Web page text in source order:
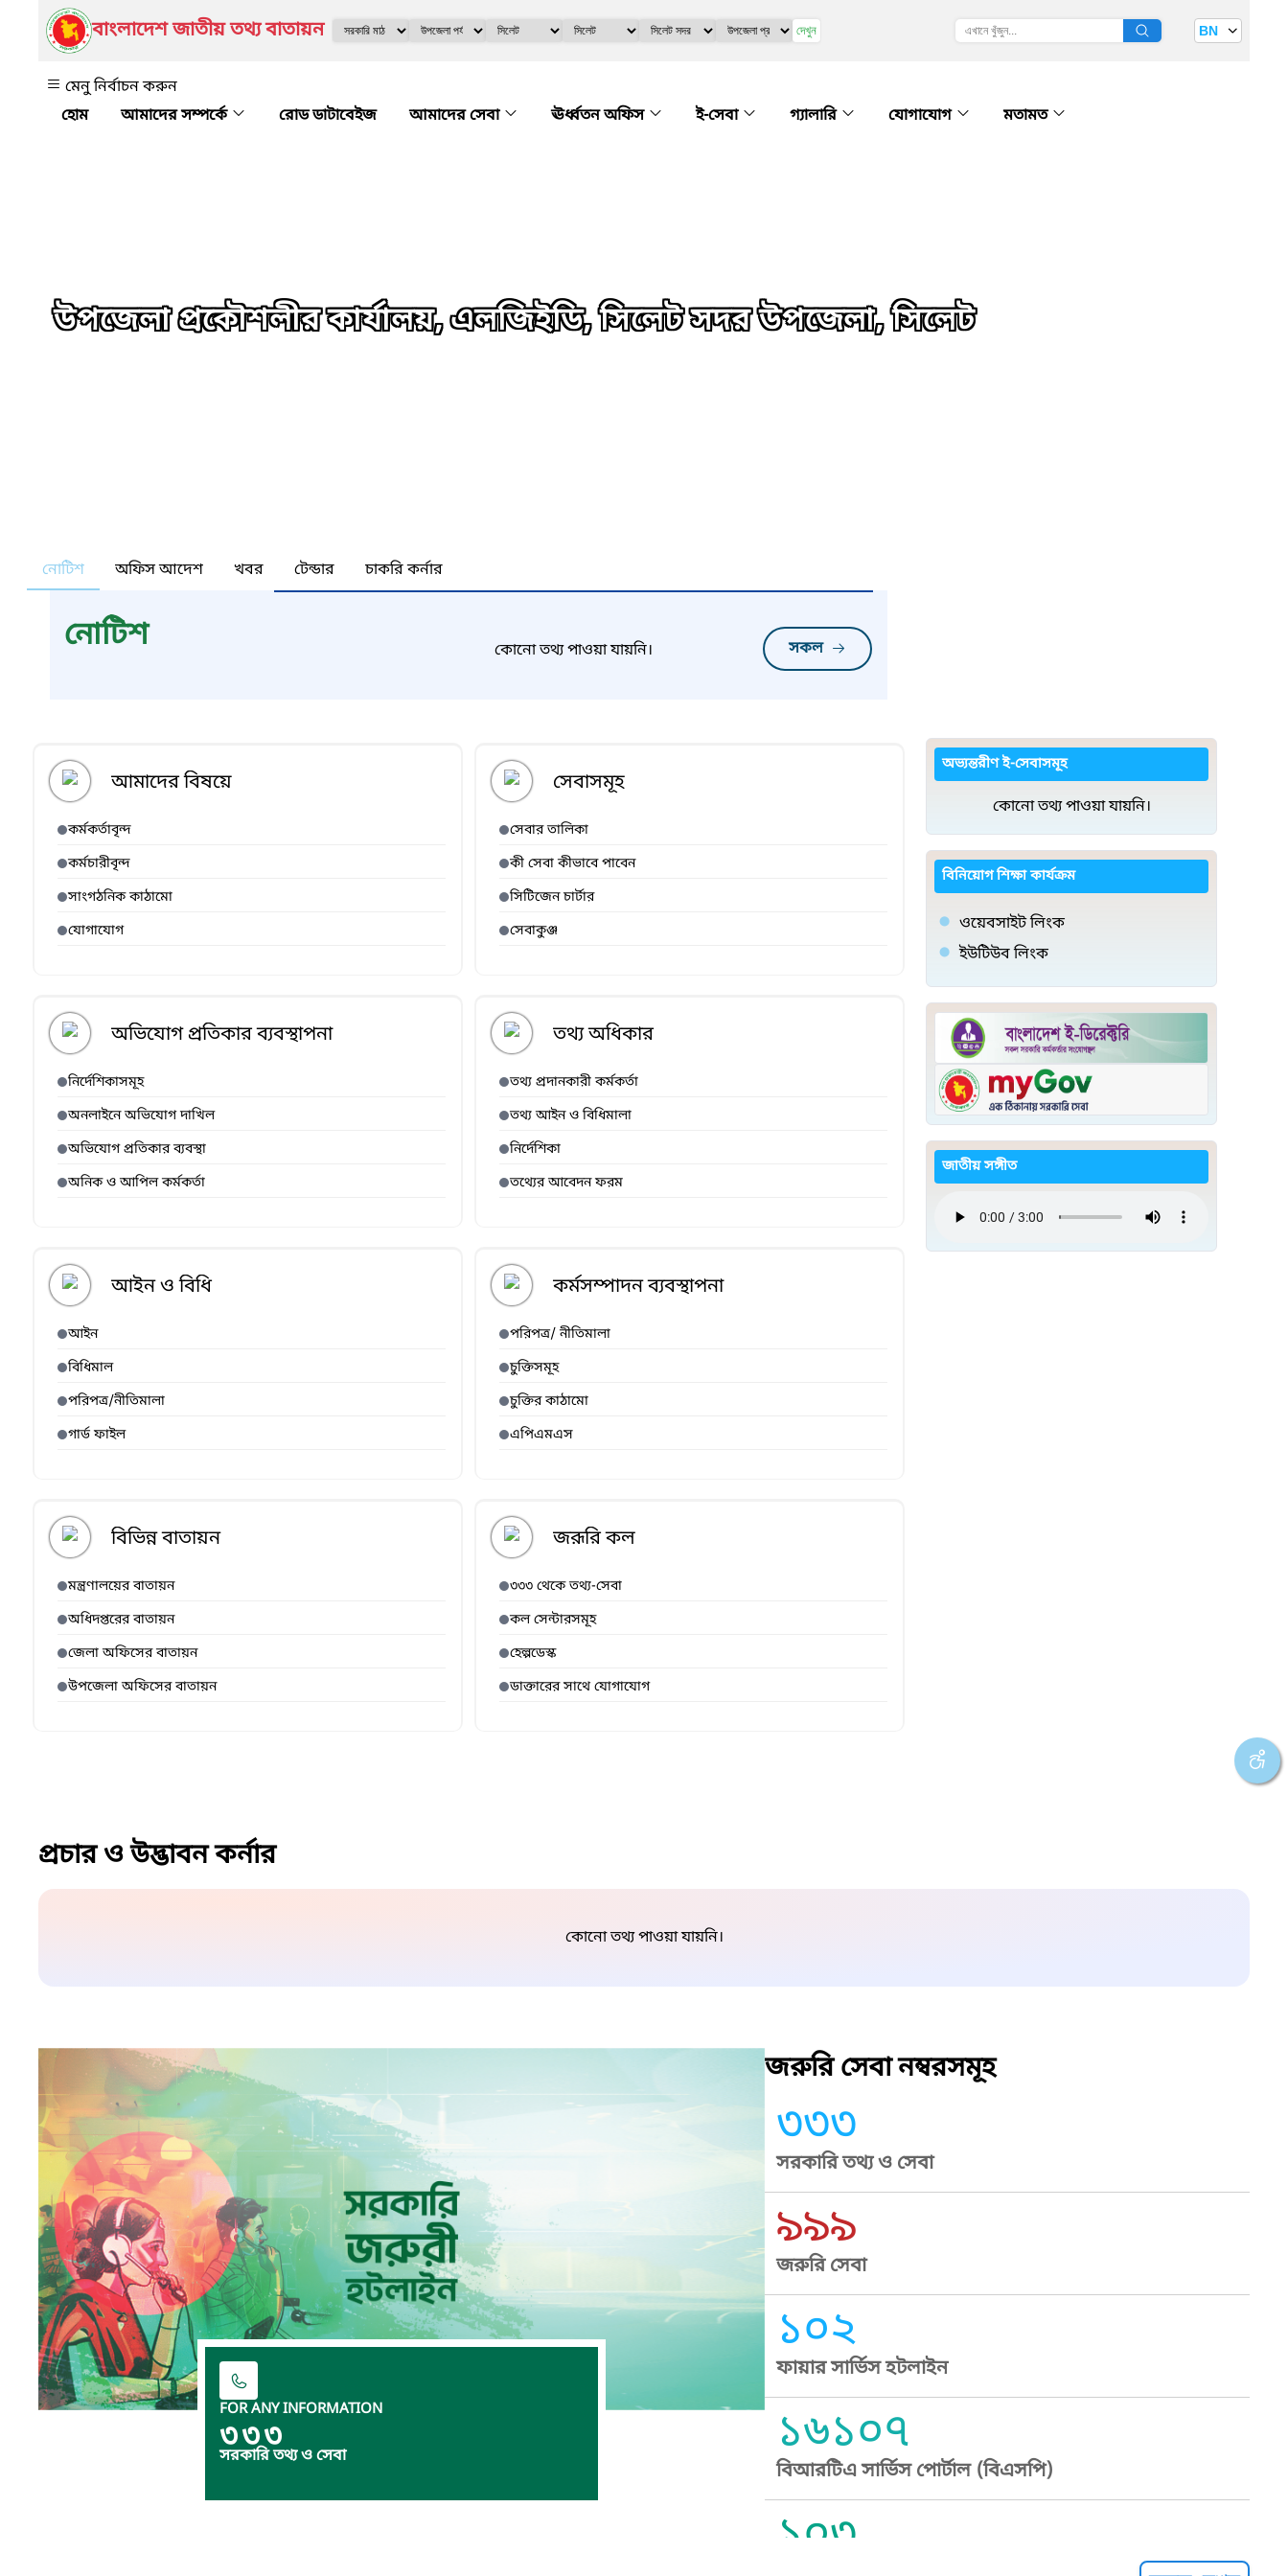
বাংলাদেশ জাতীয় তথ্য বাতায়ন দেখুন BN
মেনু নির্বাচন করুন
আমাদের সম্পর্কে
রোড ডাটাবেইজ আমাদের সেবা ঊর্ধ্বতন অফিস ই-সেবা গ্যালারি যোগাযোগ মতামত
উপজেলা প্রকৌশলীর কার্যালয়, এলজিইডি, সিলেট সদর উপজেলা, সিলেট
নোটিশ অফিস আদেশ খবর টেন্ডার চাকরি কর্নার
নোটিশ সকল
কোনো তথ্য পাওয়া যায়নি।
আমাদের বিষয়ে
কর্মকর্তাবৃন্দ
কর্মচারীবৃন্দ
সাংগঠনিক কাঠামো
যোগাযোগ
সেবাসমূহ
সেবার তালিকা
কী সেবা কীভাবে পাবেন
সিটিজেন চার্টার
সেবাকুঞ্জ
অভিযোগ প্রতিকার ব্যবস্থাপনা
নির্দেশিকাসমূহ
অনলাইনে অভিযোগ দাখিল
অভিযোগ প্রতিকার ব্যবস্থা
অনিক ও আপিল কর্মকর্তা
তথ্য অধিকার
তথ্য প্রদানকারী কর্মকর্তা
তথ্য আইন ও বিধিমালা
নির্দেশিকা
তথ্যের আবেদন ফরম
আইন ও বিধি
আইন
বিধিমাল
পরিপত্র/নীতিমালা
গার্ড ফাইল
কর্মসম্পাদন ব্যবস্থাপনা
পরিপত্র/ নীতিমালা
চুক্তিসমূহ
চুক্তির কাঠামো
এপিএমএস
বিভিন্ন বাতায়ন
মন্ত্রণালয়ের বাতায়ন
অধিদপ্তরের বাতায়ন
জেলা অফিসের বাতায়ন
উপজেলা অফিসের বাতায়ন
জরূরি কল
৩৩৩ থেকে তথ্য-সেবা
কল সেন্টারসমূহ
হেল্পডেস্ক
ডাক্তারের সাথে যোগাযোগ
অভ্যন্তরীণ ই-সেবাসমূহ
কোনো তথ্য পাওয়া যায়নি।
বিনিয়োগ শিক্ষা কার্যক্রম
ওয়েবসাইট লিংক
ইউটিউব লিংক
জাতীয় সঙ্গীত
প্রচার ও উদ্ভাবন কর্নার
কোনো তথ্য পাওয়া যায়নি।
FOR ANY INFORMATION
৩৩৩
সরকারি তথ্য ও সেবা
জরুরি সেবা নম্বরসমূহ
৩৩৩
সরকারি তথ্য ও সেবা
৯৯৯
জরুরি সেবা
১০২
ফায়ার সার্ভিস হটলাইন
১৬১০৭
বিআরটিএ সার্ভিস পোর্টাল (বিএসপি)
১০৩